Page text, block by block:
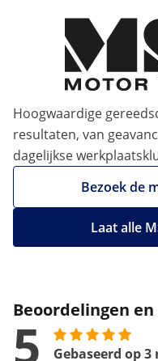
Hoogwaardige
resultaten, van
dagelijkse
Bezoek de
Laat alle
Beoordelingen
5 Gebaseerd op 3